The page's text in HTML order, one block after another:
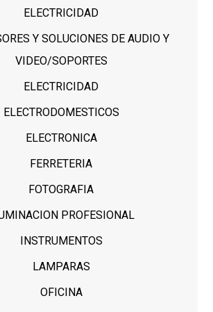
ELECTRICIDAD
Y SOLUCIONES DE AUDIO Y
VIDEO/SOPORTES
ELECTRICIDAD
ELECTRODOMESTICOS
ELECTRONICA
FERRETERIA
FOTOGRAFIA
PROFESIONAL
INSTRUMENTOS
LAMPARAS
OFICINA